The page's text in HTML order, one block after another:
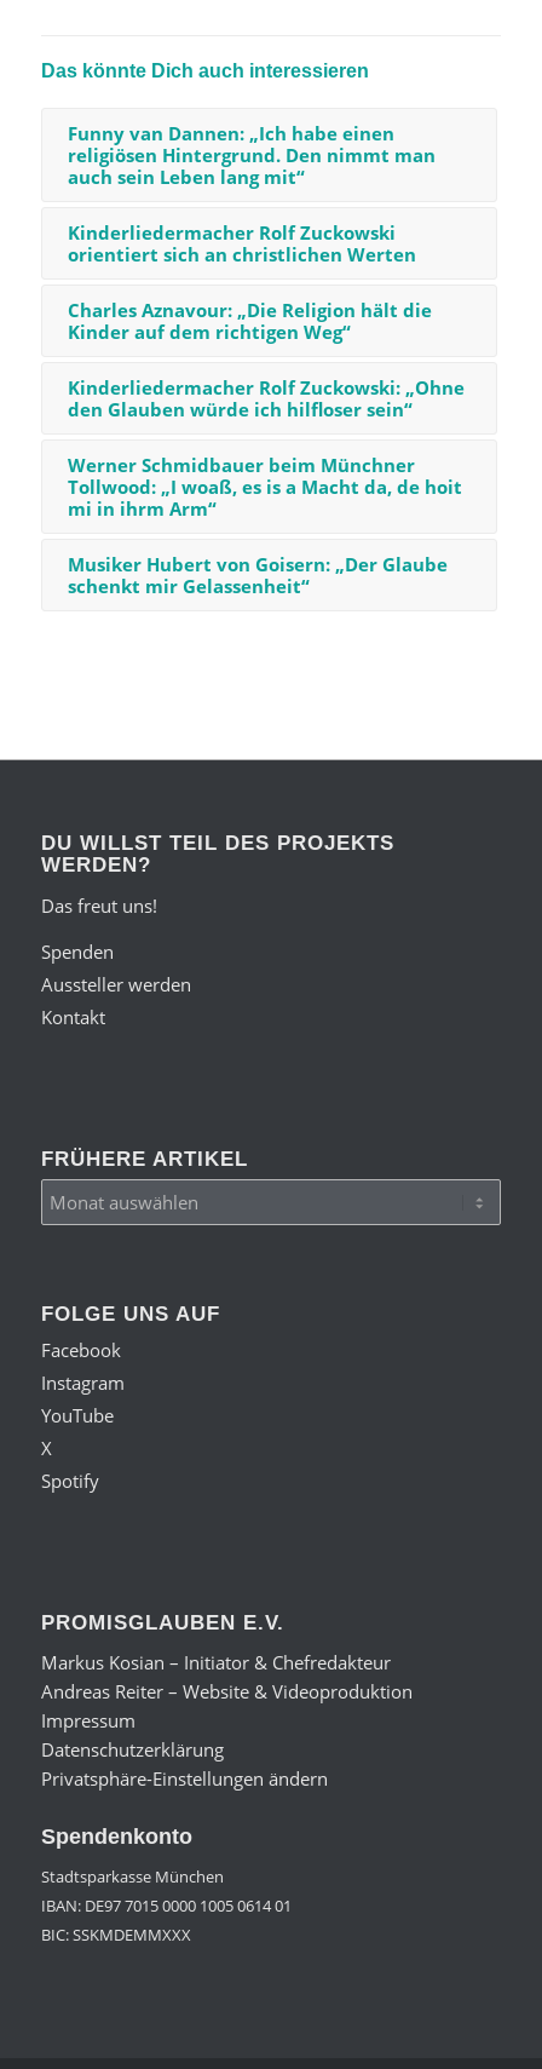
Das könnte Dich auch interessieren
Funny van Dannen: „Ich habe einen
religiösen Hintergrund. Den nimmt man
auch sein Leben lang mit“
Kinderliedermacher Rolf Zuckowski
orientiert sich an christlichen Werten
Charles Aznavour: „Die ­Religion hält die
Kinder auf dem richtigen Weg“
Kinderliedermacher Rolf Zuckowski: „Ohne
den Glauben würde ich hilfloser sein“
Werner Schmidbauer beim Münchner
Tollwood: „I woaß, es is a Macht da, de hoit
mi in ihrm Arm“
Musiker Hubert von Goisern: „Der Glaube
schenkt mir Gelassenheit“
DU WILLST TEIL DES PROJEKTS
WERDEN?
Das freut uns!
Spenden
Aussteller werden
Kontakt
FRÜHERE ARTIKEL
FOLGE UNS AUF
Facebook
Instagram
YouTube
X
Spotify
PROMISGLAUBEN E.V.
Markus Kosian – Initiator & Chefredakteur
Andreas Reiter – Website & Videoproduktion
Impressum
Datenschutzerklärung
Privatsphäre-Einstellungen ändern
Spendenkonto
Stadtsparkasse München
IBAN: DE97 7015 0000 1005 0614 01
BIC: SSKMDEMMXXX